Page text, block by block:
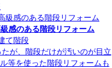
感のある階段リフォーム
て階段
が、階段だけが汚いのが目立
等を使った階段リフォームも